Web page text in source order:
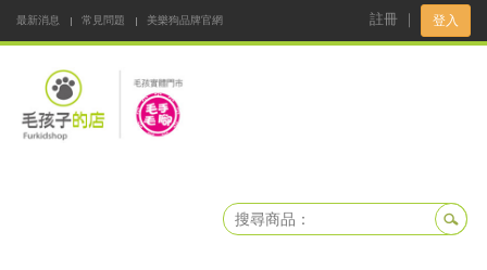
最新消息 常見問題
美樂狗品牌官網
註冊 登入